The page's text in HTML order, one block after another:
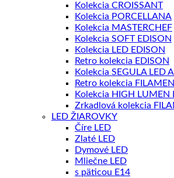
Kolekcia CROISSANT
Kolekcia PORCELLANA
Kolekcia MASTERCHEF
Kolekcia SOFT EDISON
Kolekcia LED EDISON
Retro kolekcia EDISON
Kolekcia SEGULA LED
Retro kolekcia
Kolekcia HIGH LUMEN
Zrkadlová kolekcia
LED ŽIAROVKY
Číre LED
Zlaté LED
Dymové LED
Mliečne LED
s päticou E14